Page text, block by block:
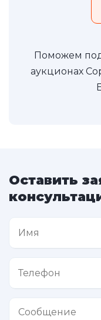
Поможем
аукционах
Оставить